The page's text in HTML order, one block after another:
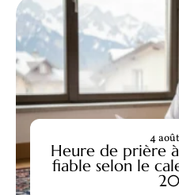
Heure de prière
fiable selon le
4